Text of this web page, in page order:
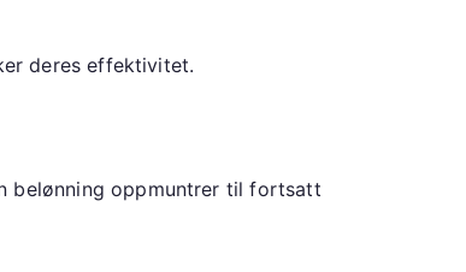
deres effektivitet.
belønning oppmuntrer til fortsatt